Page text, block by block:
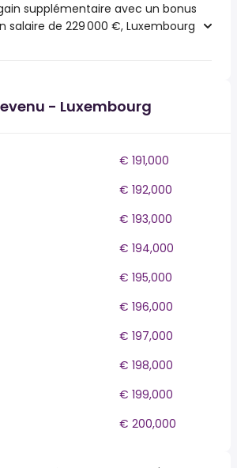
supplémentaire avec un bonus
salaire de 229 000 €, Luxembourg
- Luxembourg
€ 191,000
€ 192,000
€ 193,000
€ 194,000
€ 195,000
€ 196,000
€ 197,000
€ 198,000
€ 199,000
€ 200,000